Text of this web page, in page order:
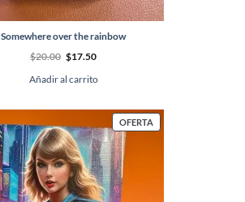
Somewhere over the rainbow
$20.00 El
precio
original
era:
$17.50El
actual
es:
Añadir al carrito
OFERTAPRODUCTO
EN